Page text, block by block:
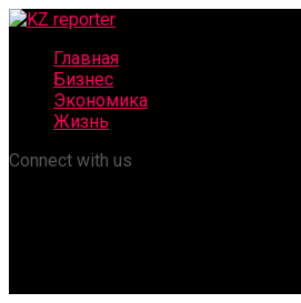
Главная
Бизнес
Экономика
Жизнь
Connect with us